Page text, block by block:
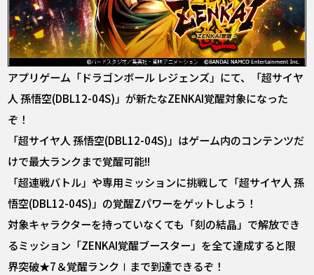
アプリゲーム「ドラゴンボール レジェンズ」にて、「超サイヤ
人 孫悟空(DBL12-04S)」が新たなZENKAI覚醒対象になった
ぞ！
「超サイヤ人 孫悟空(DBL12-04S)」はゲーム内のコンテンツだ
けで最大ランクまで覚醒可能!!
「超連戦バトル」や専用ミッションに挑戦して「超サイヤ人 孫
悟空(DBL12-04S)」の覚醒Zパワーをゲットしよう！
対象キャラクターを持っていなくても「刻の結晶」で解放でき
るミッション「ZENKAI覚醒ブースター」を全て達成すると限
界突破★7＆覚醒ランクⅠまで到達できるぞ！